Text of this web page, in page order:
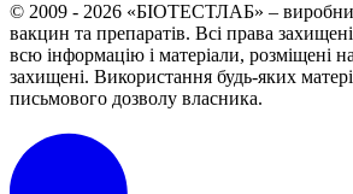
© 2009 - 2026 «БІОТЕСТЛАБ» –
вакцин та препаратів. Всі права
всю інформацію і матеріали, розміщені
захищені. Використання будь-яких
письмового дозволу власника.